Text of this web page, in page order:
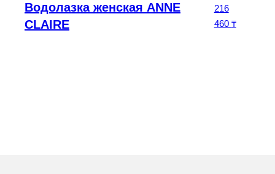
цена составляла 800 000 ₸.
Текущая цена: 560 000 ₸.
Водолазка женская ANNE
CLAIRE
216
460 ₸